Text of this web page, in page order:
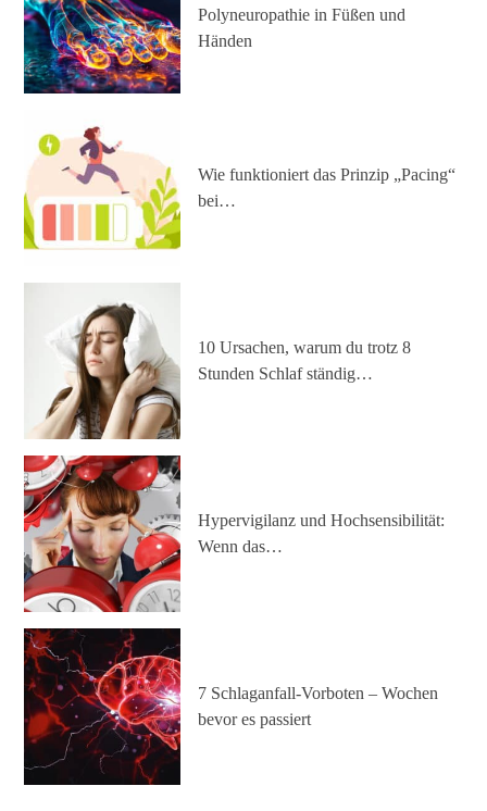
Polyneuropathie in Füßen und
Händen
Wie funktioniert das Prinzip „Pacing“
bei…
10 Ursachen, warum du trotz 8
Stunden Schlaf ständig…
Hypervigilanz und Hochsensibilität:
Wenn das…
7 Schlaganfall-Vorboten – Wochen
bevor es passiert